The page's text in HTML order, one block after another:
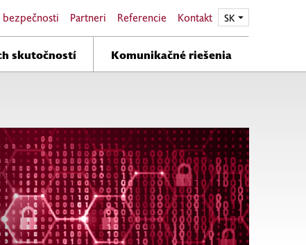
Partneri Referencie Kontakt SK
EN
skutočností Komunikačné riešenia